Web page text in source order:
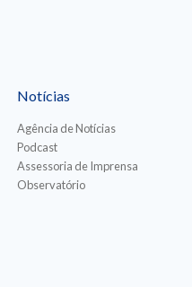
Notícias
Agência de Notícias
Podcast
Assessoria de Imprensa
Observatório